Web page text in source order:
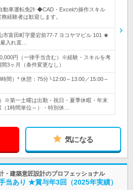
車運転免許 ◆CAD・Excelの操作スキル
経験者は歓迎します。
市富田町字愛宕前77-7 ヨコヤマビル 101 ★
入れ直…
円（一律手当含む）※経験・スキルを考
3ヶ月（条件変更なし）
間）* 休憩：75分└12:00～13:00／15:00～
※第一土曜は出勤・祝日・夏季休暇・年末
1時間単位～）・特別休…
気になる
・建築意匠設計のプロフェッショナル
当あり ★賞与年3回（2025年実績）